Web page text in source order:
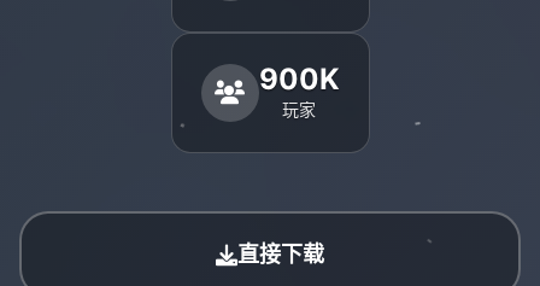
900K
玩家
直接下载